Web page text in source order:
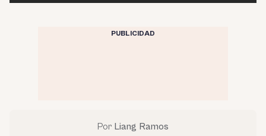
PUBLICIDAD
Por Liang Ramos